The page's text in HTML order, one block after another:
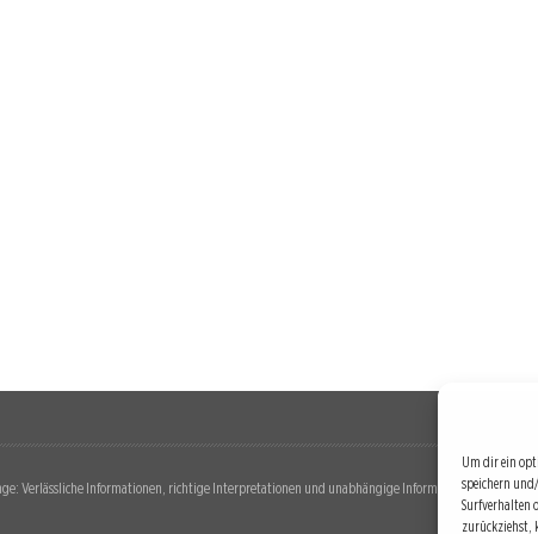
Um dir ein
speichern
Surfverhalten
zurückziehst,
Verlässliche Informationen, richtige Interpretationen und unabhängige Informationsquellen.